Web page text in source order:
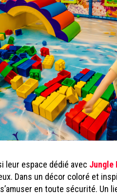
leur espace dédié avec Jungle
Dans un décor coloré et
en toute sécurité. Un